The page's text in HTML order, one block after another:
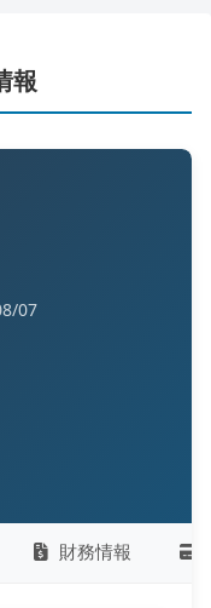
報
07
財務情報